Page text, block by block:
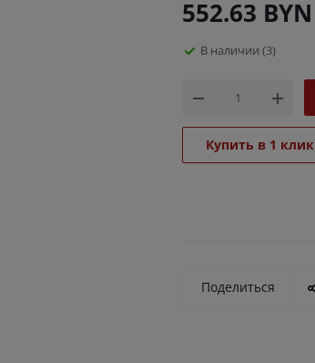
552.63 BYN
В наличии (3)
Купить в 1 клик
Поделиться